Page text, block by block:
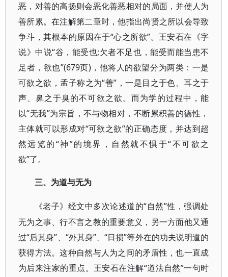
恶，对善的高扬则会恶化善恶相对的局面，并使人为
善所累。在注解第二章时，他指出尚贤之所以会导致
争斗，其根本的原因在于“心之所欲”。王安石在《字
说》中说“谷，能受也;欠者不足也，能受而能当患不
足者，欲也”(679页)，他将人的欲望分为两类：一是
可欲之欲，孟子称之为“善”，一是目之于色、耳之于
声、鼻之于臭的不可欲之欲。而为学的过程中，能
以“无我”为宗旨，不与物相对，不断累积善的德性，
主体就可以形成对“可欲之欲”的正确态度，并达到超
然远览的“神”的境界，自然就不惧于“不可欲之
欲”了。
三、为道与无为
《老子》经文中多次论述道的“自然”性，强调处
无为之事、行不言之教的重要意义，另一方面他又通
过“后其身”、“外其身”、“日损”等外在的功夫说明道的
获得方法。这种自然与人为之间的矛盾性，也一直成
为后来注家的重点。王安石在注解“道法自然”一句时